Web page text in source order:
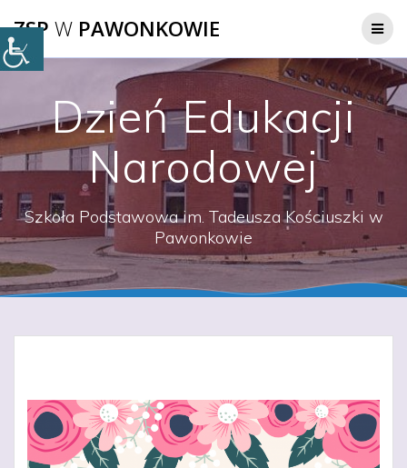
do
ZSP W PAWONKOWIE
Dzień Edukacji
Narodowej
Szkoła Podstawowa im. Tadeusza Kościuszki w
Pawonkowie